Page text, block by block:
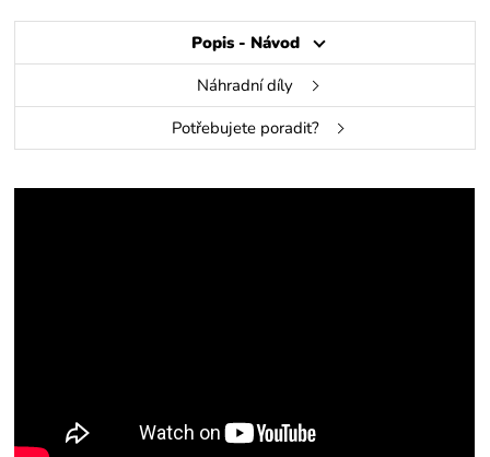
Popis - Návod
Náhradní díly
Potřebujete poradit?